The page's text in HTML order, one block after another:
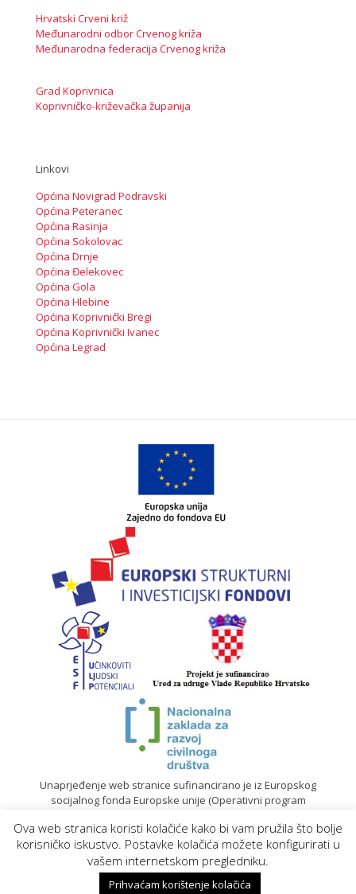
Hrvatski Crveni križ
Međunarodni odbor Crvenog križa
Međunarodna federacija Crvenog križa
Grad Koprivnica
Koprivničko-križevačka županija
Linkovi
Općina Novigrad Podravski
Općina Peteranec
Općina Rasinja
Općina Sokolovac
Općina Drnje
Općina Đelekovec
Općina Gola
Općina Hlebine
Općina Koprivnički Bregi
Općina Koprivnički Ivanec
Općina Legrad
Unaprjeđenje web stranice sufinancirano je iz Europskog
socijalnog fonda Europske unije (Operativni program
© 2020. Sadržaj mrežne stranice isključiva je odgovornost
Gradskog društva Crvenog križa Koprivnica | Izrada web
stranica
Ova web stranica koristi kolačiće kako bi vam pružila što bolje
korisničko iskustvo. Postavke kolačića možete konfigurirati u
vašem internetskom pregledniku.
Prihvaćam korištenje kolačića